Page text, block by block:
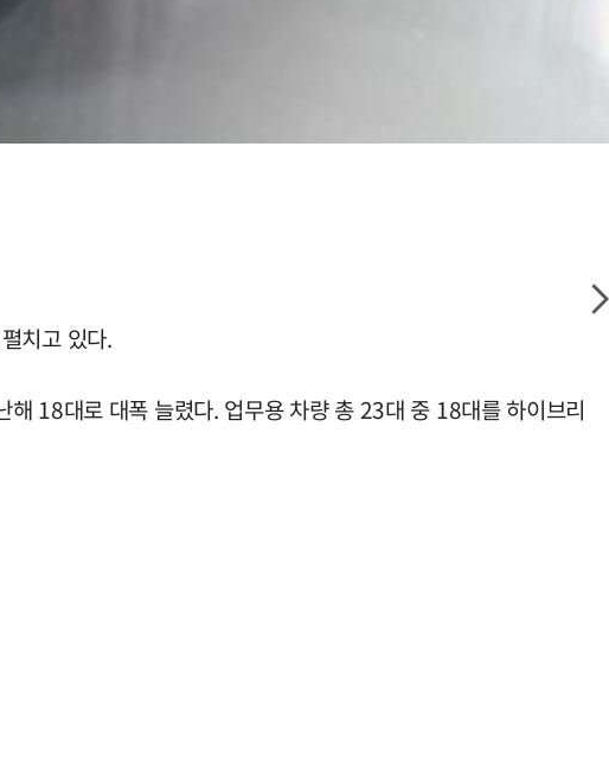
치고 있다.
18대로 대폭 늘렸다. 업무용 차량 총 23대 중 18대를 하이브리